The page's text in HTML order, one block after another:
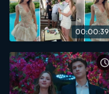
00:00:39